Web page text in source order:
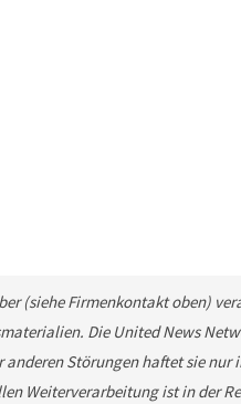
(siehe Firmenkontakt oben)
Die United News
Störungen haftet sie nur
Weiterverarbeitung ist in der